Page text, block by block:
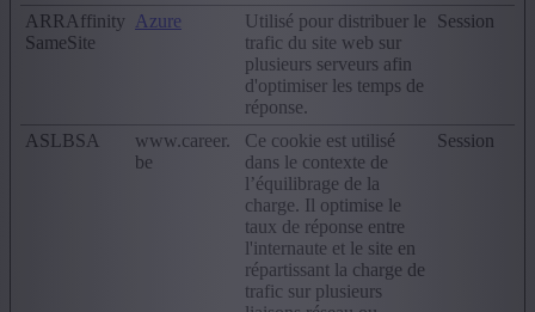
ARRAffinity
SameSite
Azure
Utilisé pour distribuer le
trafic du site web sur
plusieurs serveurs afin
d'optimiser les temps de
réponse.
Session
ASLBSA
www.career.
be
Ce cookie est utilisé
dans le contexte de
l’équilibrage de la
charge. Il optimise le
taux de réponse entre
l'internaute et le site en
répartissant la charge de
trafic sur plusieurs
Session